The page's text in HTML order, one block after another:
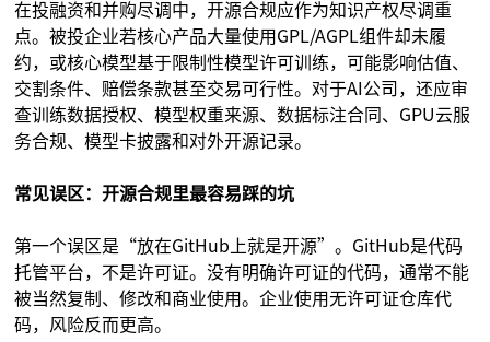
在投融资和并购尽调中，开源合规应作为知识产权尽调重
点。被投企业若核心产品大量使用GPL/AGPL组件却未履
约，或核心模型基于限制性模型许可训练，可能影响估值、
交割条件、赔偿条款甚至交易可行性。对于AI公司，还应审
查训练数据授权、模型权重来源、数据标注合同、GPU云服
务合规、模型卡披露和对外开源记录。
常见误区：开源合规里最容易踩的坑
第一个误区是“放在GitHub上就是开源”。GitHub是代码
托管平台，不是许可证。没有明确许可证的代码，通常不能
被当然复制、修改和商业使用。企业使用无许可证仓库代
码，风险反而更高。